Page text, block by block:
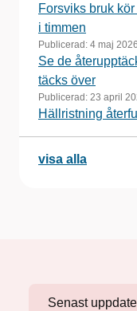
Forsviks bruk
i timmen
Publicerad: 4 maj 2026
Se de
täcks över
Publicerad: 23 april
Hällristning
visa alla
Senast